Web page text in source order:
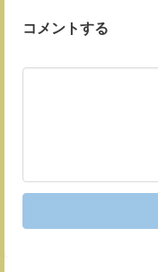
コメントする